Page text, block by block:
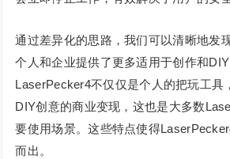
通过差异化的思路，我们可以清晰地发
个人和企业提供了更多适用于创作和DIY
LaserPecker4不仅仅是个人的把玩工具
DIY创意的商业变现，这也是大多数
要使用场景。这些特点使得
而出。